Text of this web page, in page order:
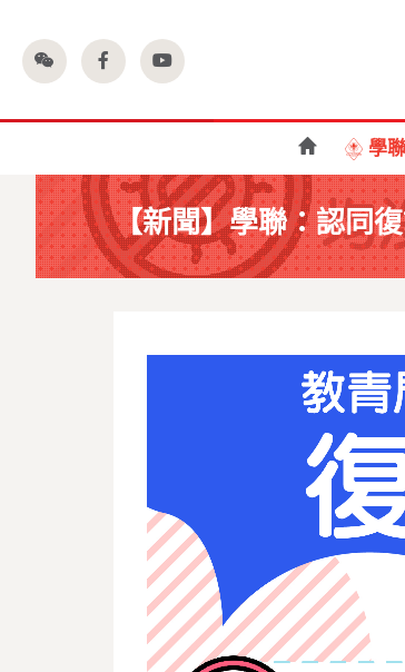
學聯
【新聞】學聯：認同